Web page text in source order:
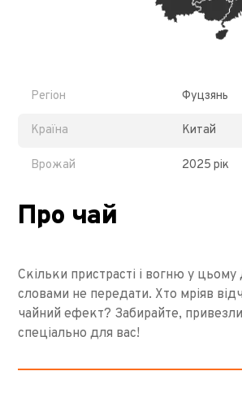
Регіон Фуцзянь
Країна Китай
Врожай 2025 рік
Про чай
Скільки пристрасті і вогню у
словами не передати. Хто мріяв
чайний ефект? Забирайте,
спеціально для вас!